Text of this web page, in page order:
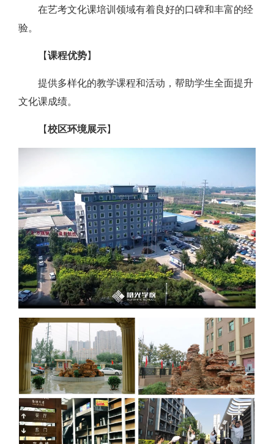
在艺考文化课培训领域有着良好的口碑和丰富的经
验。
【课程优势】
提供多样化的教学课程和活动，帮助学生全面提升
文化课成绩。
【校区环境展示】